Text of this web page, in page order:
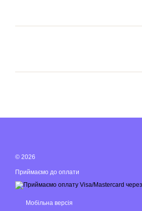
© 2026
Приймаємо до оплати
Мобільна версія